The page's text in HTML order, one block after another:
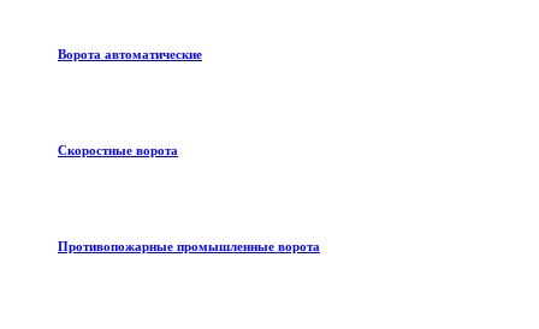
Ворота автоматические
Скоростные ворота
Противопожарные промышленные ворота